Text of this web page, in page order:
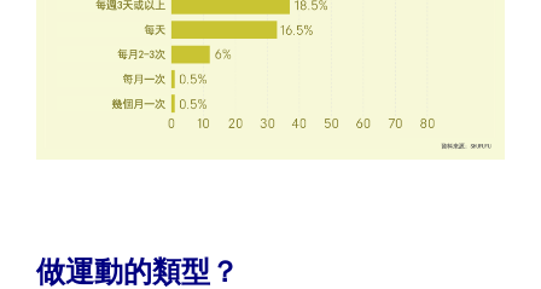
做運動的類型？